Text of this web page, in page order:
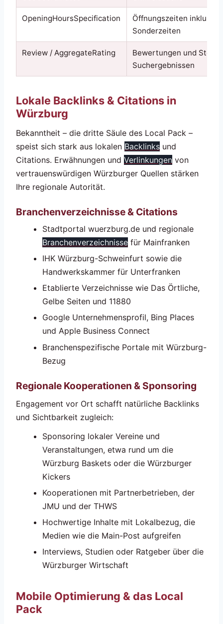
OpeningHoursSpecification
Öffnungszeiten inklusive
Sonderzeiten
Review / AggregateRating
Bewertungen und
Suchergebnissen
Lokale Backlinks & Citations in
Würzburg
Bekanntheit – die dritte Säule des Local Pack –
speist sich stark aus lokalen Backlinks und
Citations. Erwähnungen und Verlinkungen von
vertrauenswürdigen Würzburger Quellen stärken
Ihre regionale Autorität.
Branchenverzeichnisse & Citations
Stadtportal wuerzburg.de und regionale
Branchenverzeichnissefür Mainfranken
IHK Würzburg-Schweinfurt sowie die
Handwerkskammer für Unterfranken
Etablierte Verzeichnisse wie Das Örtliche,
Gelbe Seiten und 11880
Google Unternehmensprofil, Bing Places
und Apple Business Connect
Branchenspezifische Portale mit Würzburg-
Bezug
Regionale Kooperationen & Sponsoring
Engagement vor Ort schafft natürliche Backlinks
und Sichtbarkeit zugleich:
Sponsoring lokaler Vereine und
Veranstaltungen, etwa rund um die
Würzburg Baskets oder die Würzburger
Kickers
Kooperationen mit Partnerbetrieben, der
JMU und der THWS
Hochwertige Inhalte mit Lokalbezug, die
Medien wie die Main-Post aufgreifen
Interviews, Studien oder Ratgeber über die
Würzburger Wirtschaft
Mobile Optimierung & das Local
Pack